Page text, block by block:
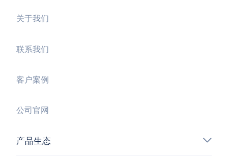
关于我们
联系我们
客户案例
公司官网
产品生态